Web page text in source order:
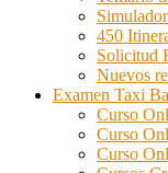
450
Solicitud
Nuevos
Examen Taxi
Curso
Curso
Curso